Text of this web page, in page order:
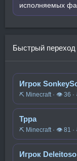
исполняемых
Быстрый переход
Игрок
⛏️ Minecraft · 👁 36 ·
Трра
⛏️ Minecraft · 👁 81 ·
Игрок Deleitoso